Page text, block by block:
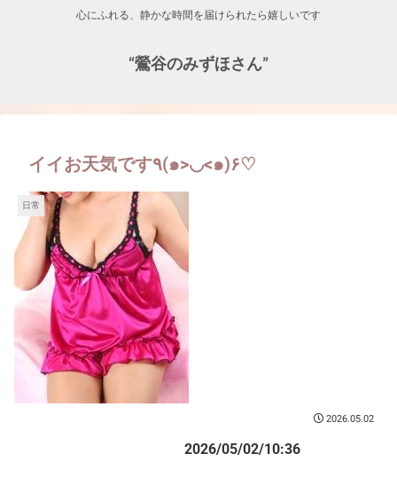
心にふれる、静かな時間を届けられたら嬉しいです
“鶯谷のみずほさん”
イイお天気です٩(๑>◡<๑)۶♡
日常
2026.05.02
2026/05/02/10:36